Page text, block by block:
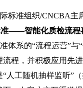
标准组织/CNCBA主
准——智能化质检流程
体系的“流程运营”
流程，并积极应用先
“人工随机抽样监听”